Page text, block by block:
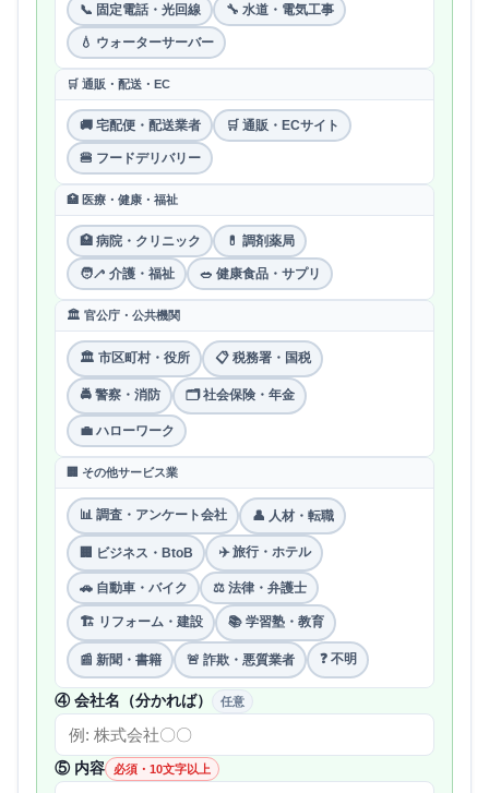
📞 固定電話・光回線 🔧 水道・電気工事
💧 ウォーターサーバー
🛒 通販・配送・EC
🚚 宅配便・配送業者 🛒 通販・ECサイト
🍔 フードデリバリー
🏥 医療・健康・福祉
🏥 病院・クリニック 💊 調剤薬局
🧑‍🦯 介護・福祉 🥗 健康食品・サプリ
🏛 官公庁・公共機関
🏛 市区町村・役所 📋 税務署・国税
🚔 警察・消防 🗂 社会保険・年金
💼 ハローワーク
🏢 その他サービス業
📊 調査・アンケート会社 👤 人材・転職
🏢 ビジネス・BtoB ✈️ 旅行・ホテル
🚗 自動車・バイク ⚖️ 法律・弁護士
🏗 リフォーム・建設 📚 学習塾・教育
📰 新聞・書籍 🚨 詐欺・悪質業者 ❓ 不明
④ 会社名（分かれば） 任意
⑤ 内容 必須・10文字以上